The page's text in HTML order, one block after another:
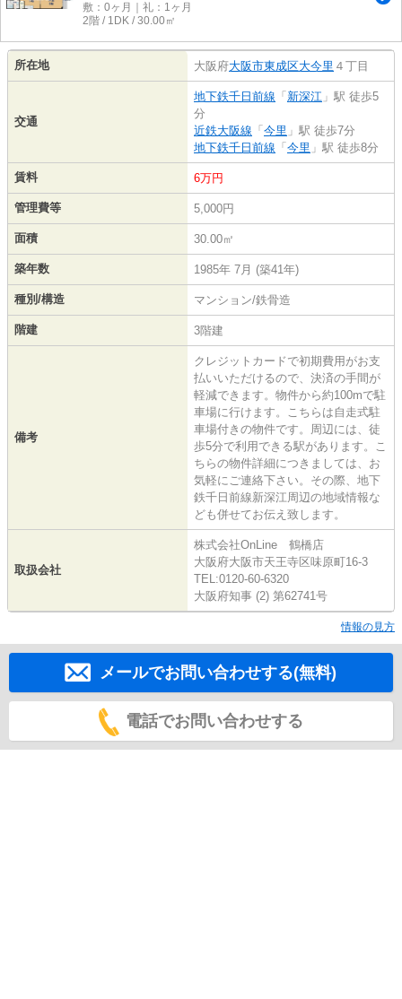
敷：0ヶ月｜礼：1ヶ月
2階 / 1DK / 30.00㎡
所在地 大阪府大阪市東成区大今里 ４丁目
交通
地下鉄千日前線 「 新深江 」駅 徒歩5
分
近鉄大阪線 「 今里 」駅 徒歩7分
地下鉄千日前線 「 今里 」駅 徒歩8分
賃料 6万円
管理費等 5,000円
面積 30.00㎡
築年数 1985年 7月 (築41年)
種別/構造 マンション/鉄骨造
階建 3階建
備考
クレジットカードで初期費用がお支
払いいただけるので、決済の手間が
軽減できます。物件から約100mで駐
車場に行けます。こちらは自走式駐
車場付きの物件です。周辺には、徒
歩5分で利用できる駅があります。こ
ちらの物件詳細につきましては、お
気軽にご連絡下さい。その際、地下
鉄千日前線新深江周辺の地域情報な
ども併せてお伝え致します。
取扱会社
株式会社OnLine 鶴橋店
大阪府大阪市天王寺区味原町16-3
TEL:0120-60-6320
大阪府知事 (2) 第62741号
情報の見方
メールでお問い合わせする(無料)
電話でお問い合わせする